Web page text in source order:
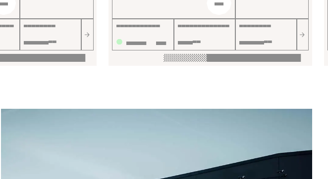
LYFTHÖJD
4.800MM
NY
LEVERANSTID
INOM 72H
LYFTKAPACITET
400KG
LYFTHÖJD
4.800MM